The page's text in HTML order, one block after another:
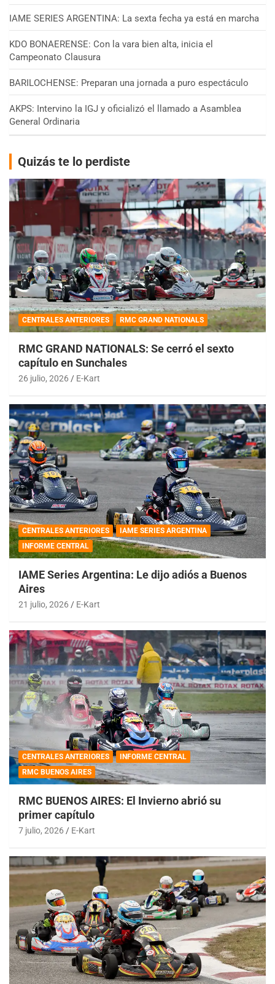
IAME SERIES ARGENTINA: La sexta fecha ya está en marcha
KDO BONAERENSE: Con la vara bien alta, inicia el
Campeonato Clausura
BARILOCHENSE: Preparan una jornada a puro espectáculo
AKPS: Intervino la IGJ y oficializó el llamado a Asamblea
General Ordinaria
Quizás te lo perdiste
CENTRALES ANTERIORES RMC GRAND NATIONALS
RMC GRAND NATIONALS: Se cerró el sexto
capítulo en Sunchales
26 julio, 2026 E-Kart
CENTRALES ANTERIORES
IAME SERIES ARGENTINA
INFORME CENTRAL
IAME Series Argentina: Le dijo adiós a Buenos
Aires
21 julio, 2026 E-Kart
CENTRALES ANTERIORES
INFORME CENTRAL
RMC BUENOS AIRES
RMC BUENOS AIRES: El Invierno abrió su
primer capítulo
7 julio, 2026 E-Kart